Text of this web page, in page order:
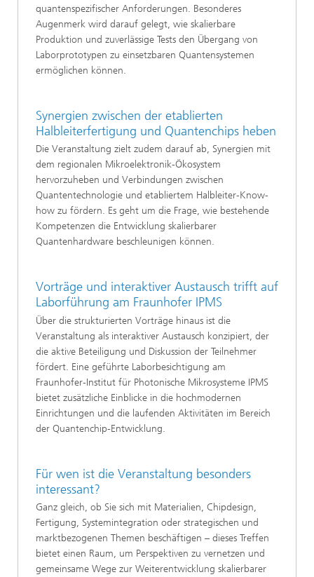
quantenspezifischer Anforderungen. Besonderes
Augenmerk wird darauf gelegt, wie skalierbare
Produktion und zuverlässige Tests den Übergang von
Laborprototypen zu einsetzbaren Quantensystemen
ermöglichen können.
Synergien zwischen der etablierten
Halbleiterfertigung und Quantenchips heben
Die Veranstaltung zielt zudem darauf ab, Synergien mit
dem regionalen Mikroelektronik-Ökosystem
hervorzuheben und Verbindungen zwischen
Quantentechnologie und etabliertem Halbleiter-Know-
how zu fördern. Es geht um die Frage, wie bestehende
Kompetenzen die Entwicklung skalierbarer
Quantenhardware beschleunigen können.
Vorträge und interaktiver Austausch trifft auf
Laborführung am Fraunhofer IPMS
Über die strukturierten Vorträge hinaus ist die
Veranstaltung als interaktiver Austausch konzipiert, der
die aktive Beteiligung und Diskussion der Teilnehmer
fördert. Eine geführte Laborbesichtigung am
Fraunhofer-Institut für Photonische Mikrosysteme IPMS
bietet zusätzliche Einblicke in die hochmodernen
Einrichtungen und die laufenden Aktivitäten im Bereich
der Quantenchip-Entwicklung.
Für wen ist die Veranstaltung besonders
interessant?
Ganz gleich, ob Sie sich mit Materialien, Chipdesign,
Fertigung, Systemintegration oder strategischen und
marktbezogenen Themen beschäftigen – dieses Treffen
bietet einen Raum, um Perspektiven zu vernetzen und
gemeinsame Wege zur Weiterentwicklung skalierbarer